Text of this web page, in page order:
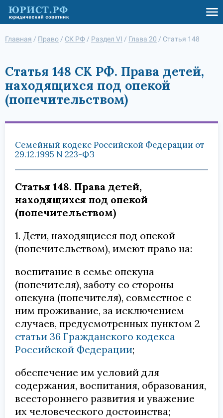
Главная / Право / СК РФ / Раздел VI / Глава 20 / Статья 148
Статья 148 СК РФ. Права детей,
находящихся под опекой
(попечительством)
Семейный кодекс Российской Федерации от
29.12.1995 N 223-ФЗ
Статья 148. Права детей,
находящихся под опекой
(попечительством)
1. Дети, находящиеся под опекой
(попечительством), имеют право на:
воспитание в семье опекуна
(попечителя), заботу со стороны
опекуна (попечителя), совместное с
ним проживание, за исключением
случаев, предусмотренных пунктом 2
статьи 36 Гражданского кодекса
Российской Федерации;
обеспечение им условий для
содержания, воспитания, образования,
всестороннего развития и уважение
их человеческого достоинства;